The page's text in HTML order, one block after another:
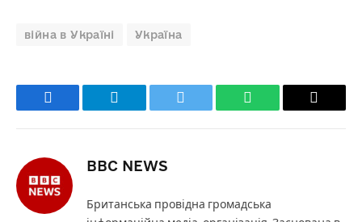
війна в Україні Україна
Facebook Telegram Twitter WhatsApp Email
BBC NEWS
Британська провідна громадська